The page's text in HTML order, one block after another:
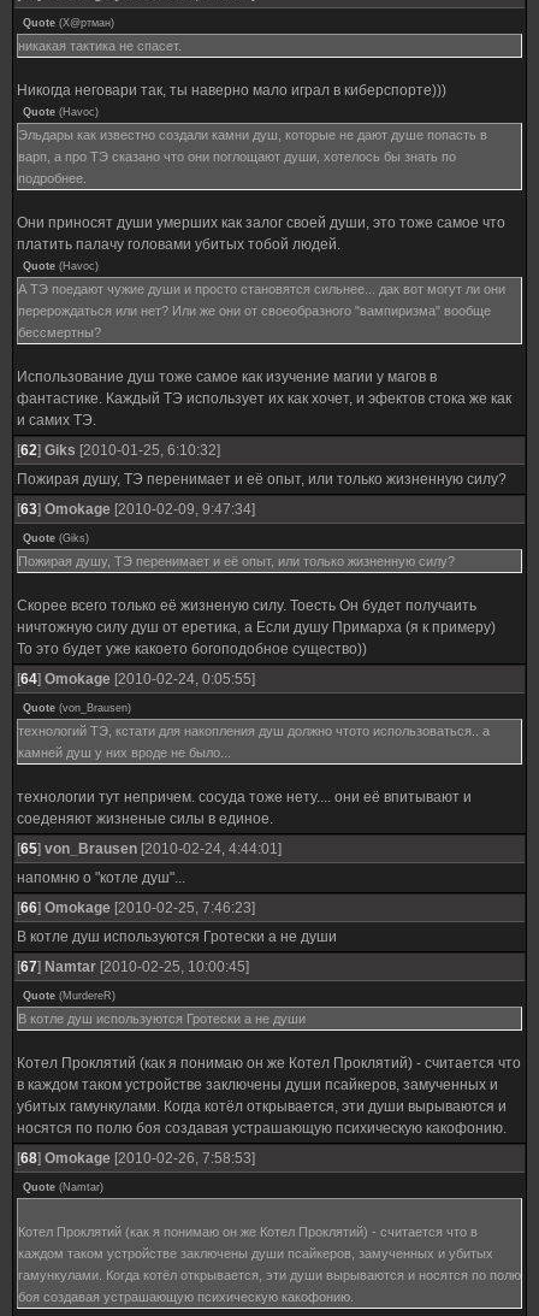
Quote (Х@ртман)
никакая тактика не спасет.
Никогда неговари так, ты наверно мало играл в киберспорте)))
Quote (Havoc)
Эльдары как известно создали камни душ, которые не дают душе попасть в
варп, а про ТЭ сказано что они поглощают души, хотелось бы знать по
подробнее.
Они приносят души умерших как залог своей души, это тоже самое что
платить палачу головами убитых тобой людей.
Quote (Havoc)
А ТЭ поедают чужие души и просто становятся сильнее... дак вот могут ли они
перерождаться или нет? Или же они от своеобразного "вампиризма" вообще
бессмертны?
Использование душ тоже самое как изучение магии у магов в
фантастике. Каждый ТЭ использует их как хочет, и эфектов стока же как
и самих ТЭ.
[62] Giks [2010-01-25, 6:10:32]
Пожирая душу, ТЭ перенимает и её опыт, или только жизненную силу?
[63] Omokage [2010-02-09, 9:47:34]
Quote (Giks)
Пожирая душу, ТЭ перенимает и её опыт, или только жизненную силу?
Скорее всего только её жизненую силу. Тоесть Он будет получаить
ничтожную силу душ от еретика, а Если душу Примарха (я к примеру)
То это будет уже какоето богоподобное существо))
[64] Omokage [2010-02-24, 0:05:55]
Quote (von_Brausen)
технологий ТЭ, кстати для накопления душ должно чтото использоваться.. а
камней душ у них вроде не было...
технологии тут непричем. сосуда тоже нету.... они её впитывают и
соеденяют жизненые силы в единое.
[65] von_Brausen [2010-02-24, 4:44:01]
напомню о "котле душ"...
[66] Omokage [2010-02-25, 7:46:23]
В котле душ используются Гротески а не души
[67] Namtar [2010-02-25, 10:00:45]
Quote (MurdereR)
В котле душ используются Гротески а не души
Котел Проклятий (как я понимаю он же Котел Проклятий) - считается что
в каждом таком устройстве заключены души псайкеров, замученных и
убитых гамункулами. Когда котёл открывается, эти души вырываются и
носятся по полю боя создавая устрашающую психическую какофонию.
[68] Omokage [2010-02-26, 7:58:53]
Quote (Namtar)
Котел Проклятий (как я понимаю он же Котел Проклятий) - считается что в
каждом таком устройстве заключены души псайкеров, замученных и убитых
гамункулами. Когда котёл открывается, эти души вырываются и носятся по полю
боя создавая устрашающую психическую какофонию.